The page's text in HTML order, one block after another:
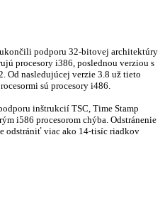
podporu 32-bitovej architektúry
procesory i386, poslednou verziou s
Od nasledujúcej verzie 3.8 už tieto
sú procesory i486.
inštrukcií TSC, Time Stamp
i586 procesorom chýba. Odstránenie
odstrániť viac ako 14-tisíc riadkov